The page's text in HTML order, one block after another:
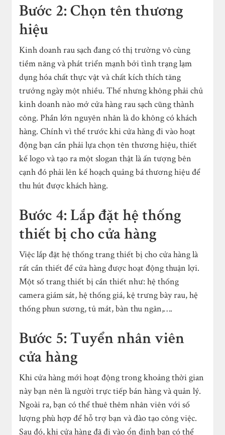
Bước 2: Chọn tên thương
hiệu
Kinh doanh rau sạch đang có thị trường vô cùng
tiềm năng và phát triển mạnh bởi tình trạng lạm
dụng hóa chất thực vật và chất kích thích tăng
trưởng ngày một nhiều. Thế nhưng không phải chủ
kinh doanh nào mở cửa hàng rau sạch cũng thành
công. Phần lớn nguyên nhân là do không có khách
hàng. Chính vì thế trước khi cửa hàng đi vào hoạt
động bạn cần phải lựa chọn tên thương hiệu, thiết
kế logo và tạo ra một slogan thật là ấn tượng bên
cạnh đó phải lên kế hoạch quảng bá thương hiệu để
thu hút được khách hàng.
Bước 4: Lắp đặt hệ thống
thiết bị cho cửa hàng
Việc lắp đặt hệ thống trang thiết bị cho cửa hàng là
rất cần thiết để cửa hàng được hoạt động thuận lợi.
Một số trang thiết bị cần thiết như: hệ thống
camera giám sát, hệ thống giá, kệ trưng bày rau, hệ
thống phun sương, tủ mát, bàn thu ngân,….
Bước 5: Tuyển nhân viên
cửa hàng
Khi cửa hàng mới hoạt động trong khoảng thời gian
này bạn nên là người trực tiếp bán hàng và quản lý.
Ngoài ra, bạn có thể thuê thêm nhân viên với số
lượng phù hợp để hỗ trợ bạn và đào tạo công việc.
Sau đó, khi cửa hàng đã đi vào ổn định bạn có thể